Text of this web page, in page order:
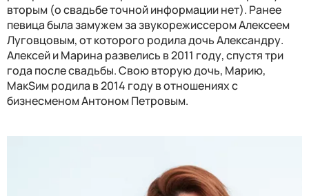
вторым (о свадьбе точной информации нет). Ранее
певица была замужем за звукорежиссером Алексеем
Луговцовым, от которого родила дочь Александру.
Алексей и Марина развелись в 2011 году, спустя три
года после свадьбы. Свою вторую дочь, Марию,
МакSим родила в 2014 году в отношениях с
бизнесменом Антоном Петровым.